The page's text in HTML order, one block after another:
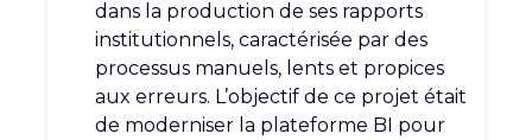
dans la production de ses rapports
institutionnels, caractérisée par des
processus manuels, lents et propices
aux erreurs. L’objectif de ce projet était
de moderniser la plateforme BI pour